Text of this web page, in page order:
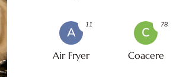
A
Air Fryer
11
C
Coacere
78